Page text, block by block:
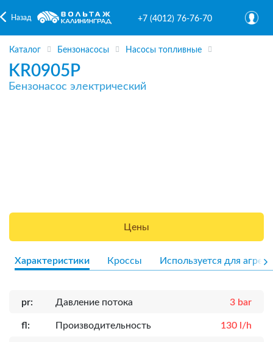
Назад +7 (4012) 76-76-70
Каталог Бензонасосы Насосы топливные
KR0905P
Бензонасос электрический
Цены
Характеристики Кроссы Используется для
pr: Давление потока 3 bar
fl: Производительность 130 l/h